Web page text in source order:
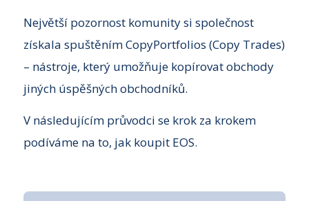
Největší pozornost komunity si společnost
získala spuštěním CopyPortfolios (Copy Trades)
– nástroje, který umožňuje kopírovat obchody
jiných úspěšných obchodníků.
V následujícím průvodci se krok za krokem
podíváme na to, jak koupit EOS.